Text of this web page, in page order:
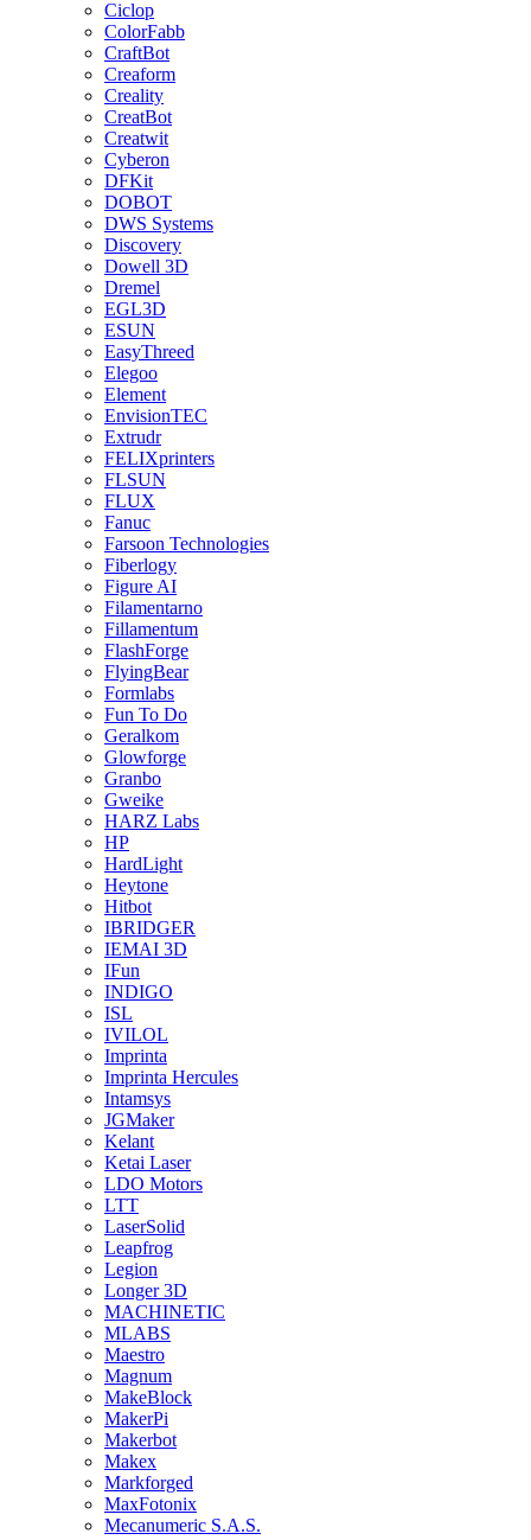
Ciclop
ColorFabb
CraftBot
Creaform
Creality
CreatBot
Creatwit
Cyberon
DFKit
DOBOT
DWS Systems
Discovery
Dowell 3D
Dremel
EGL3D
ESUN
EasyThreed
Elegoo
Element
EnvisionTEC
Extrudr
FELIXprinters
FLSUN
FLUX
Fanuc
Farsoon Technologies
Fiberlogy
Figure AI
Filamentarno
Fillamentum
FlashForge
FlyingBear
Formlabs
Fun To Do
Geralkom
Glowforge
Granbo
Gweike
HARZ Labs
HP
HardLight
Heytone
Hitbot
IBRIDGER
IEMAI 3D
IFun
INDIGO
ISL
IVILOL
Imprinta
Imprinta Hercules
Intamsys
JGMaker
Kelant
Ketai Laser
LDO Motors
LTT
LaserSolid
Leapfrog
Legion
Longer 3D
MACHINETIC
MLABS
Maestro
Magnum
MakeBlock
MakerPi
Makerbot
Makex
Markforged
MaxFotonix
Mecanumeric S.A.S.